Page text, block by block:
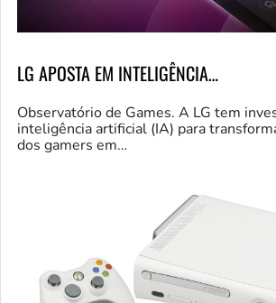
LG APOSTA EM INTELIGÊNCIA…
Observatório de Games. A LG tem
inteligência artificial (IA) para
dos gamers em…